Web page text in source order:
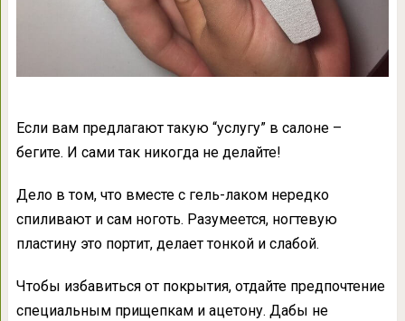
Если вам предлагают такую “услугу” в салоне –
бегите. И сами так никогда не делайте!
Дело в том, что вместе с гель-лаком нередко
спиливают и сам ноготь. Разумеется, ногтевую
пластину это портит, делает тонкой и слабой.
Чтобы избавиться от покрытия, отдайте предпочтение
специальным прищепкам и ацетону. Дабы не